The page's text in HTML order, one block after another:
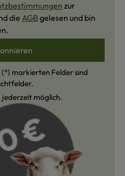
zur
die AGB gelesen und bin
markierten Felder sind
möglich.